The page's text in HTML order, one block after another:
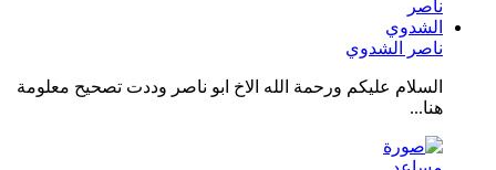
ناصر الشدوي
السلام عليكم ورحمة الله الاخ ابو ناصر وددت تصحيح معلومة
هنا...